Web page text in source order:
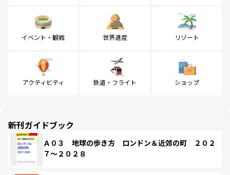
イベント・観戦 世界遺産 リゾート
アクティビティ 鉄道・フライト ショップ
新刊ガイドブック
Ａ０３ 地球の歩き方 ロンドン＆近郊の町 ２０２
７～２０２８